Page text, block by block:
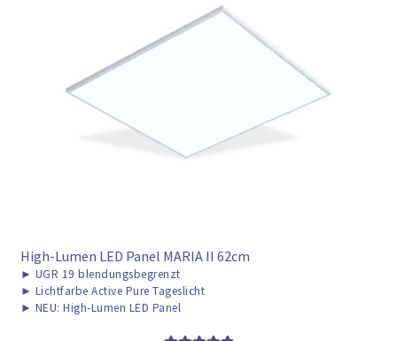
High-Lumen LED Panel MARIA II 62cm
► UGR 19 blendungsbegrenzt
► Lichtfarbe Active Pure Tageslicht
► NEU: High-Lumen LED Panel